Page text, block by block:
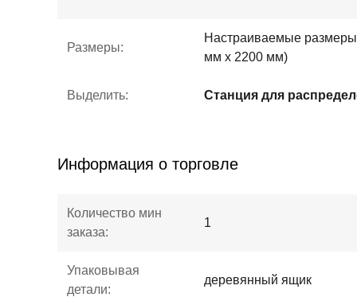
Размеры:
Настраиваемые
мм х 2200 мм)
Выделить:
Информация о торговле
Количество мин
заказа:
1
Упаковывая
детали:
деревянный ящик